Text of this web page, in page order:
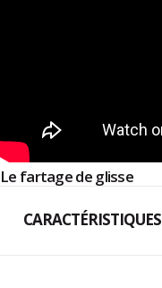
Le fartage de glisse
CARACTÉRISTIQUES